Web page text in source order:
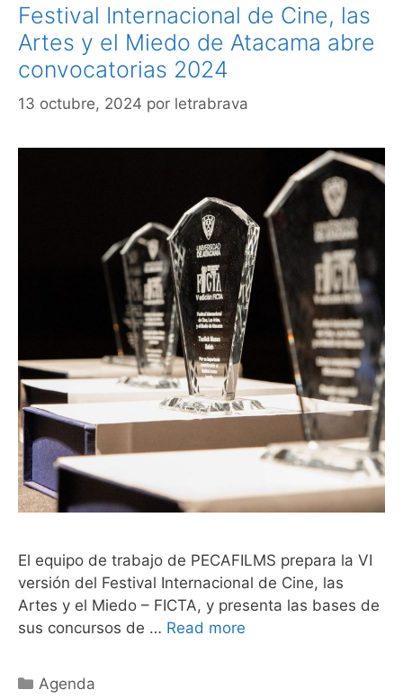
Festival Internacional de Cine, las
Artes y el Miedo de Atacama abre
convocatorias 2024
13 octubre, 2024 por letrabrava
El equipo de trabajo de PECAFILMS prepara la VI
versión del Festival Internacional de Cine, las
Artes y el Miedo – FICTA, y presenta las bases de
sus concursos de … Read more
Agenda